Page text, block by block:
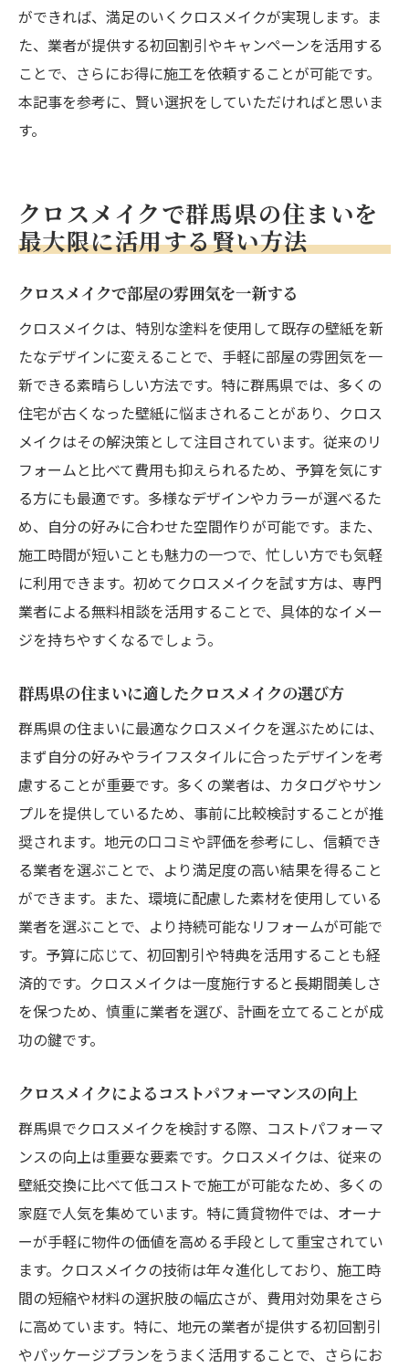
ができれば、満足のいくクロスメイクが実現します。ま
た、業者が提供する初回割引やキャンペーンを活用する
ことで、さらにお得に施工を依頼することが可能です。
本記事を参考に、賢い選択をしていただければと思いま
す。
クロスメイクで群馬県の住まいを
最大限に活用する賢い方法
クロスメイクで部屋の雰囲気を一新する
クロスメイクは、特別な塗料を使用して既存の壁紙を新
たなデザインに変えることで、手軽に部屋の雰囲気を一
新できる素晴らしい方法です。特に群馬県では、多くの
住宅が古くなった壁紙に悩まされることがあり、クロス
メイクはその解決策として注目されています。従来のリ
フォームと比べて費用も抑えられるため、予算を気にす
る方にも最適です。多様なデザインやカラーが選べるた
め、自分の好みに合わせた空間作りが可能です。また、
施工時間が短いことも魅力の一つで、忙しい方でも気軽
に利用できます。初めてクロスメイクを試す方は、専門
業者による無料相談を活用することで、具体的なイメー
ジを持ちやすくなるでしょう。
群馬県の住まいに適したクロスメイクの選び方
群馬県の住まいに最適なクロスメイクを選ぶためには、
まず自分の好みやライフスタイルに合ったデザインを考
慮することが重要です。多くの業者は、カタログやサン
プルを提供しているため、事前に比較検討することが推
奨されます。地元の口コミや評価を参考にし、信頼でき
る業者を選ぶことで、より満足度の高い結果を得ること
ができます。また、環境に配慮した素材を使用している
業者を選ぶことで、より持続可能なリフォームが可能で
す。予算に応じて、初回割引や特典を活用することも経
済的です。クロスメイクは一度施行すると長期間美しさ
を保つため、慎重に業者を選び、計画を立てることが成
功の鍵です。
クロスメイクによるコストパフォーマンスの向上
群馬県でクロスメイクを検討する際、コストパフォーマ
ンスの向上は重要な要素です。クロスメイクは、従来の
壁紙交換に比べて低コストで施工が可能なため、多くの
家庭で人気を集めています。特に賃貸物件では、オーナ
ーが手軽に物件の価値を高める手段として重宝されてい
ます。クロスメイクの技術は年々進化しており、施工時
間の短縮や材料の選択肢の幅広さが、費用対効果をさら
に高めています。特に、地元の業者が提供する初回割引
やパッケージプランをうまく活用することで、さらにお